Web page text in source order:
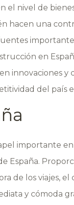
el nivel de
hacen una
en
innovaciones
del país
importante
España.
de los viajes,
y cómoda